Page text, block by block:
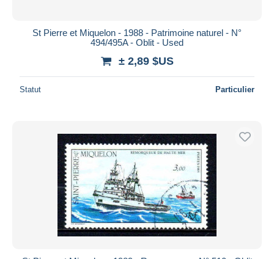
St Pierre et Miquelon - 1988 - Patrimoine naturel - N°
494/495A - Oblit - Used
± 2,89 $US
Statut Particulier